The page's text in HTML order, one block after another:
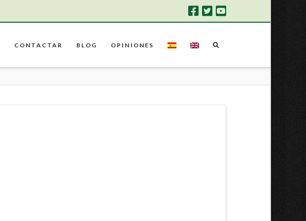
CONTACTAR BLOG OPINIONES